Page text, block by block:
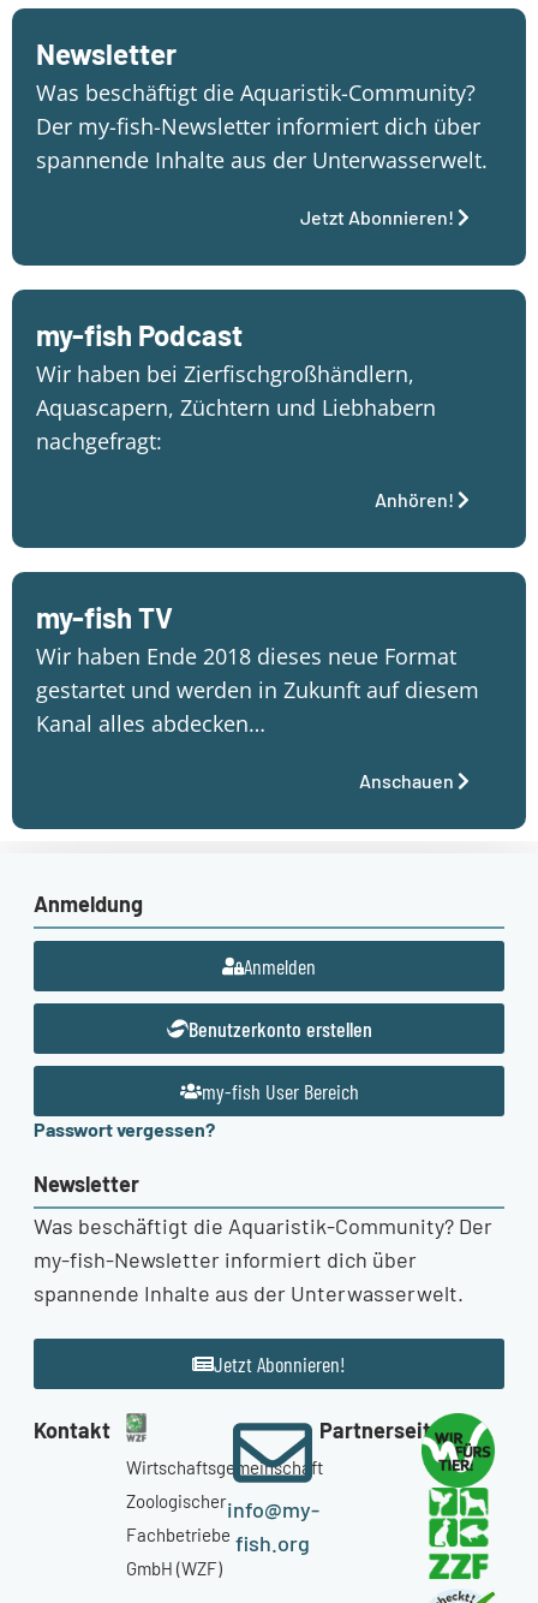
Newsletter
Was beschäftigt die Aquaristik-Community?
Der my-fish-Newsletter informiert dich über
spannende Inhalte aus der Unterwasserwelt.
Jetzt Abonnieren!
my-fish Podcast
Wir haben bei Zierfischgroßhändlern,
Aquascapern, Züchtern und Liebhabern
nachgefragt:
Anhören!
my-fish TV
Wir haben Ende 2018 dieses neue Format
gestartet und werden in Zukunft auf diesem
Kanal alles abdecken…
Anschauen
Anmeldung
Anmelden
Benutzerkonto erstellen
my-fish User Bereich
Passwort vergessen?
Newsletter
Was beschäftigt die Aquaristik-Community? Der
my-fish-Newsletter informiert dich über
spannende Inhalte aus der Unterwasserwelt.
Jetzt Abonnieren!
Kontakt
Wirtschaftsgemeinschaft
Zoologischer
Fachbetriebe
GmbH (WZF)
info@my-
fish.org
Partnerseiten